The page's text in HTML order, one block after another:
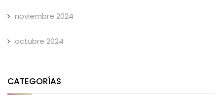
noviembre 2024
octubre 2024
CATEGORÍAS